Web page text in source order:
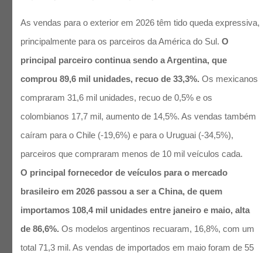
As vendas para o exterior em 2026 têm tido queda expressiva,
principalmente para os parceiros da América do Sul.O
principal parceiro continua sendo a Argentina, que
comprou 89,6 mil unidades, recuo de 33,3%. Os mexicanos
compraram 31,6 mil unidades, recuo de 0,5% e os
colombianos 17,7 mil, aumento de 14,5%. As vendas também
caíram para o Chile (-19,6%) e para o Uruguai (-34,5%),
parceiros que compraram menos de 10 mil veículos cada.
O principal fornecedor de veículos para o mercado
brasileiro em 2026 passou a ser a China, de quem
importamos 108,4 mil unidades entre janeiro e maio, alta
de 86,6%.Os modelos argentinos recuaram, 16,8%, com um
total 71,3 mil. As vendas de importados em maio foram de 55